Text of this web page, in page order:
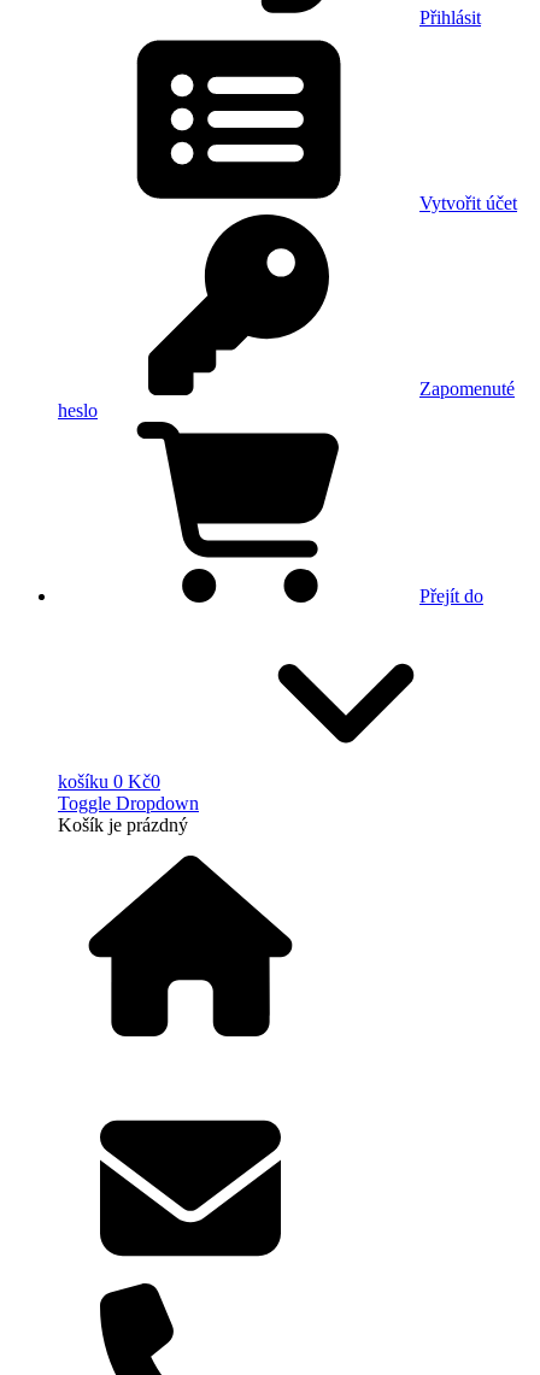
Přihlásit
Vytvořit účet
Zapomenuté
heslo
Přejít do
košíku 0 Kč0
Toggle Dropdown
Košík je prázdný